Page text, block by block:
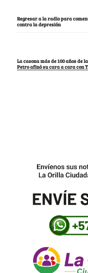
Regresar a la radio para
contra la depresión
La casona más de 100 años de
Petro afinó su cara a cara con